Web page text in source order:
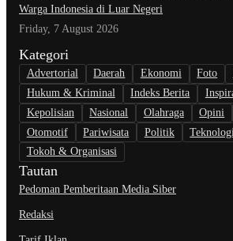
Warga Indonesia di Luar Negeri
Friday, 7 August 2026
Kategori
Advertorial Daerah Ekonomi Foto
Hukum & Kriminal
Indeks Berita
Kepolisian
Nasional Olahraga Opini
Otomotif
Pariwisata Politik
Teknologi
Tokoh & Organisasi
Tautan
Pedoman Pemberitaan Media Siber
Redaksi